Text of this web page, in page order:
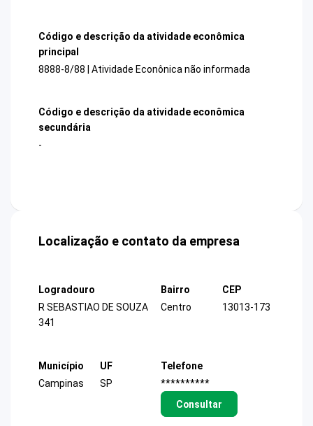
Código e descrição da atividade econômica
principal
8888-8/88 | Atividade Econônica não informada
Código e descrição da atividade econômica
secundária
-
Localização e contato da empresa
Logradouro
R SEBASTIAO DE SOUZA
341
Bairro
Centro
CEP
13013-173
Município
Campinas
UF
SP
Telefone
**********
Consultar